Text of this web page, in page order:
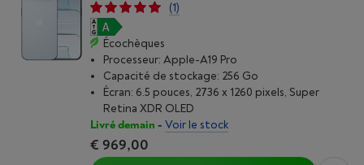
(1)
Écochèques
Processeur: Apple-A19 Pro
Capacité de stockage: 256 Go
Écran: 6.5 pouces, 2736 x 1260 pixels, Super
Retina XDR OLED
Livré demain - Voir le stock
€ 969,00